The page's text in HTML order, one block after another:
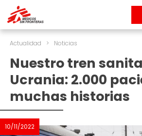
Actualidad > Noticias
Nuestro tren
Ucrania: 2.000
muchas historias
10/11/2022